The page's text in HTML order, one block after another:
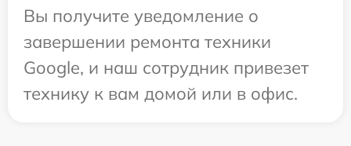
Вы получите уведомление о
завершении ремонта техники
Google, и наш сотрудник привезет
технику к вам домой или в офис.